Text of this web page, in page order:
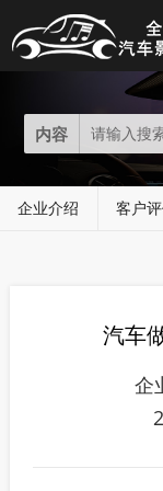
内容
企业介绍 客户
汽车
企